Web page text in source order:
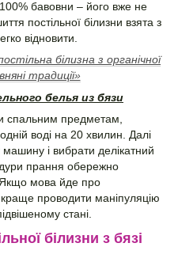
бавовни – його вже не
постільної білизни взята з
відновити.
білизна з органічної
традиції»
спальним предметам,
воді на 20 хвилин. Далі
і вибрати делікатний
прання обережно
Якщо мова йде про
проводити маніпуляцію
стані.
білизни з бязі